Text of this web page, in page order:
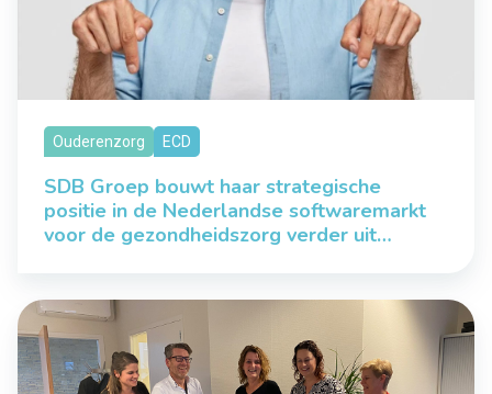
Ouderenzorg ECD
SDB Groep bouwt haar strategische
positie in de Nederlandse softwaremarkt
voor de gezondheidszorg verder uit…